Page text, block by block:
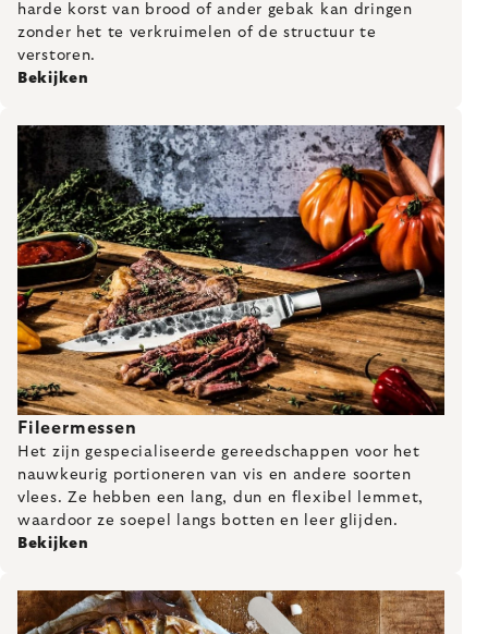
harde korst van brood of ander gebak kan dringen
zonder het te verkruimelen of de structuur te
verstoren.
Bekijken
Fileermessen
Het zijn gespecialiseerde gereedschappen voor het
nauwkeurig portioneren van vis en andere soorten
vlees. Ze hebben een lang, dun en flexibel lemmet,
waardoor ze soepel langs botten en leer glijden.
Bekijken